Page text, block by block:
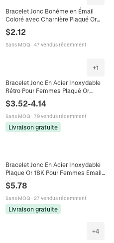
Bracelet Jonc Bohème en Émail
Coloré avec Charnière Plaqué Or
Alliage de Zinc Géométrique pour
Femme Bijoux
$2.12
Sans MOQ · 47 vendus récemment
+1
Bracelet Jonc En Acier Inoxydable
Rétro Pour Femmes Plaqué Or
Ajouré Pierre Oeil De Chat Colorée
Émail Bijoux
$3.52-4.14
Sans MOQ · 79 vendus récemment
Livraison gratuite
Bracelet Jonc En Acier Inoxydable
Plaque Or 18K Pour Femmes Email
Coloré Fleur Papillon Réglable
Bijoux
$5.78
Sans MOQ · 27 vendus récemment
Livraison gratuite
+4